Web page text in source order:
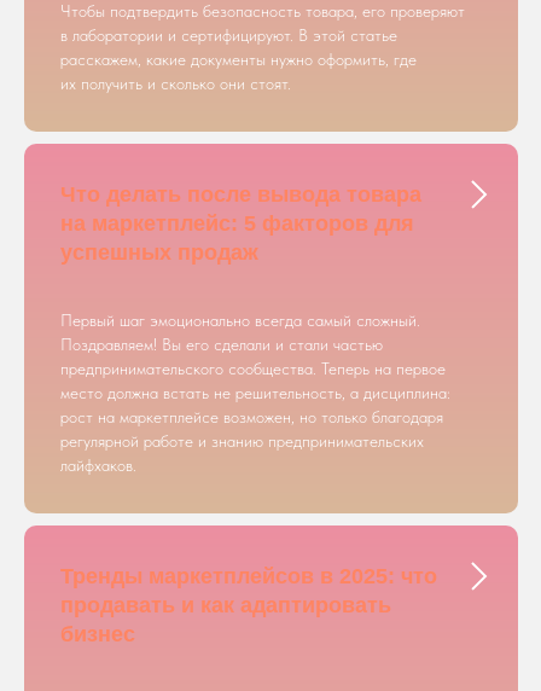
Чтобы подтвердить безопасность товара, его проверяют
в лаборатории и сертифицируют. В этой статье
расскажем, какие документы нужно оформить, где
их получить и сколько они стоят.
Что делать после вывода товара
на маркетплейс: 5 факторов для
успешных продаж
Первый шаг эмоционально всегда самый сложный.
Поздравляем! Вы его сделали и стали частью
предпринимательского сообщества. Теперь на первое
место должна встать не решительность, а дисциплина:
рост на маркетплейсе возможен, но только благодаря
регулярной работе и знанию предпринимательских
лайфхаков.
Тренды маркетплейсов в 2025: что
продавать и как адаптировать
бизнес